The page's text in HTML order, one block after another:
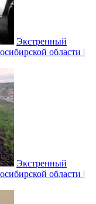
Экстренный
области |
Экстренный
области |